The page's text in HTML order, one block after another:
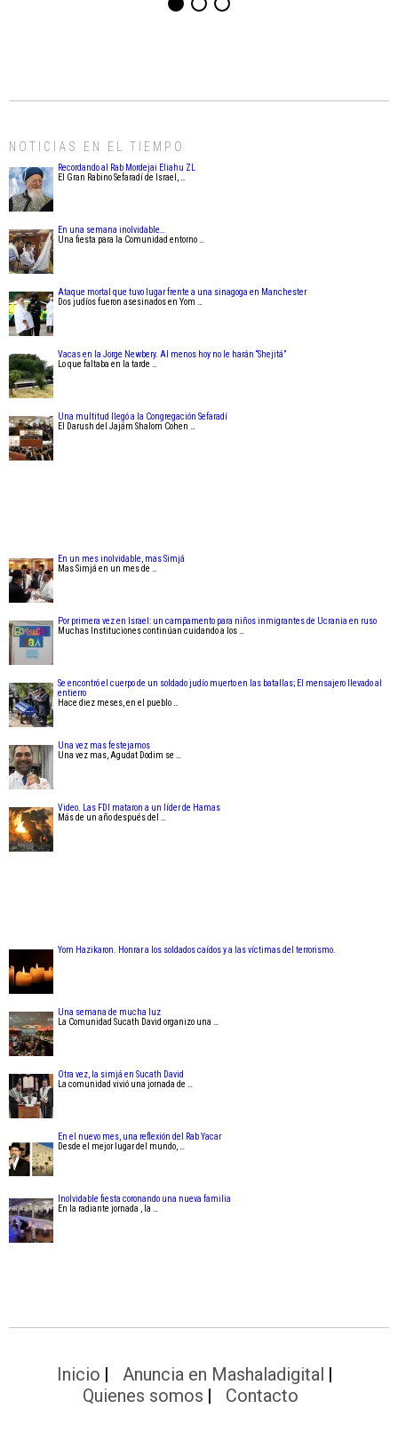
NOTICIAS EN EL TIEMPO
Recordando al Rab Mordejai Eliahu ZL
El Gran Rabino Sefaradí de Israel, …
En una semana inolvidable…
Una fiesta para la Comunidad entorno …
Ataque mortal que tuvo lugar frente a una sinagoga en Manchester
Dos judíos fueron asesinados en Yom …
Vacas en la Jorge Newbery. Al menos hoy no le harán “Shejitá”
Lo que faltaba en la tarde …
Una multitud llegó a la Congregación Sefaradí
El Darush del Jajám Shalom Cohen …
En un mes inolvidable, mas Simjá
Mas Simjá en un mes de …
Por primera vez en Israel: un campamento para niños inmigrantes de Ucrania en ruso
Muchas Instituciones continúan cuidando a los …
Se encontró el cuerpo de un soldado judío muerto en las batallas; El mensajero llevado al
entierro
Hace diez meses, en el pueblo …
Una vez mas festejamos
Una vez mas, Agudat Dodim se …
Video. Las FDI mataron a un líder de Hamas
Más de un año después del …
Yom Hazikaron. Honrar a los soldados caídos y a las víctimas del terrorismo.
Una semana de mucha luz
La Comunidad Sucath David organizo una …
Otra vez, la simjá en Sucath David
La comunidad vivió una jornada de …
En el nuevo mes, una reflexión del Rab Yacar
Desde el mejor lugar del mundo, …
Inolvidable fiesta coronando una nueva familia
En la radiante jornada , la …
Inicio
Anuncia en Mashaladigital
Quienes somos
Contacto